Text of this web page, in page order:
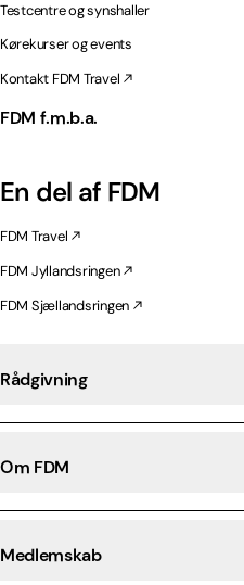
Testcentre og synshaller
Kørekurser og events
Kontakt FDM Travel
FDM f.m.b.a.
En del af FDM
FDM Travel
FDM Jyllandsringen
FDM Sjællandsringen
Rådgivning
Om FDM
Medlemskab